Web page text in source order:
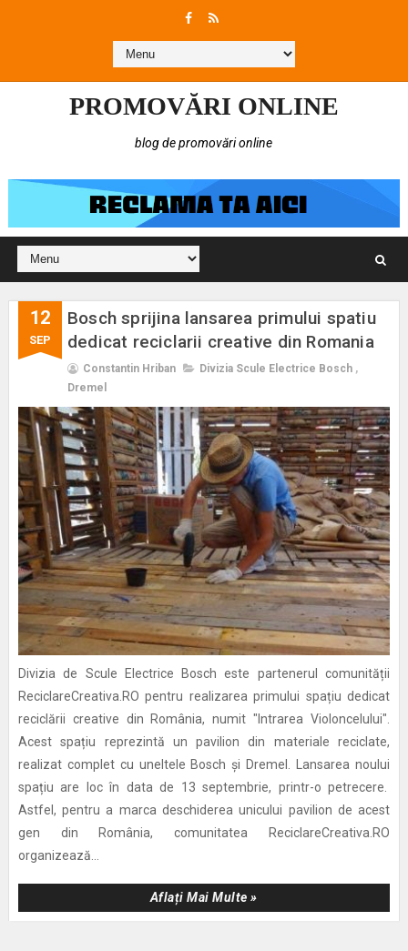
PROMOVĂRI ONLINE
blog de promovări online
12
SEP
Bosch sprijina lansarea primului spatiu
dedicat reciclarii creative din Romania
Constantin Hriban Divizia Scule Electrice Bosch ,
Dremel
Divizia de Scule Electrice Bosch este partenerul comunității
ReciclareCreativa.RO pentru realizarea primului spațiu dedicat
reciclării creative din România, numit "Intrarea Violoncelului".
Acest spațiu reprezintă un pavilion din materiale reciclate,
realizat complet cu uneltele Bosch și Dremel. Lansarea noului
spațiu are loc în data de 13 septembrie, printr-o petrecere.
Astfel, pentru a marca deschiderea unicului pavilion de acest
gen din România, comunitatea ReciclareCreativa.RO
organizează...
Aflați Mai Multe »